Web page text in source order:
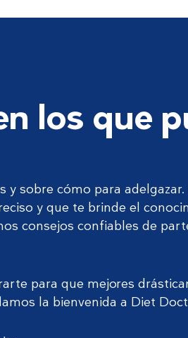
los que
y sobre cómo para
y que te brinde el
consejos confiables de
para que mejores
la bienvenida a Diet